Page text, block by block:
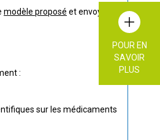
modèle proposé et envoyés à
:
sur les médicaments
POUR EN
SAVOIR
PLUS